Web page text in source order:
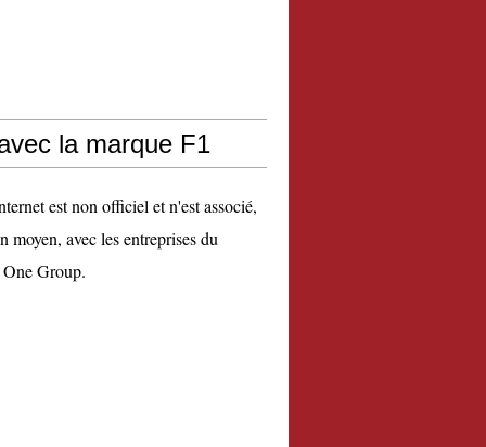
la marque F1
est non officiel et n'est associé,
moyen, avec les entreprises du
Group.